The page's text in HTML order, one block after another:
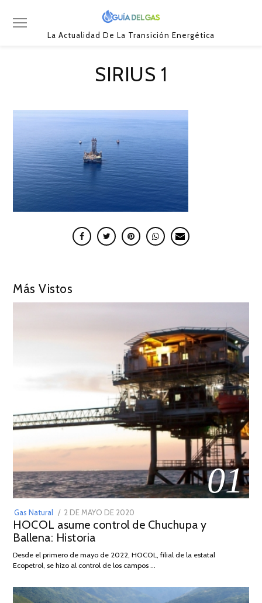
La Actualidad De La Transición Energética
SIRIUS 1
Más Vistos
01
Gas Natural
POSTED
ON
2 DE MAYO DE 2020
DE
2026
HOCOL asume control de Chuchupa y
Ballena: Historia
Desde el primero de mayo de 2022, HOCOL, filial de la estatal
Ecopetrol, se hizo al control de los campos …